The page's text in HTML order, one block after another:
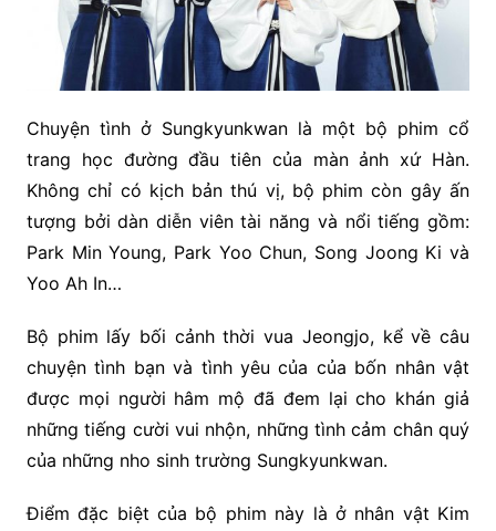
Chuyện tình ở Sungkyunkwan là một bộ phim cổ
trang học đường đầu tiên của màn ảnh xứ Hàn.
Không chỉ có kịch bản thú vị, bộ phim còn gây ấn
tượng bởi dàn diễn viên tài năng và nổi tiếng gồm:
Park Min Young, Park Yoo Chun, Song Joong Ki và
Yoo Ah In…
Bộ phim lấy bối cảnh thời vua Jeongjo, kể về câu
chuyện tình bạn và tình yêu của của bốn nhân vật
được mọi người hâm mộ đã đem lại cho khán giả
những tiếng cười vui nhộn, những tình cảm chân quý
của những nho sinh trường Sungkyunkwan.
Điểm đặc biệt của bộ phim này là ở nhân vật Kim